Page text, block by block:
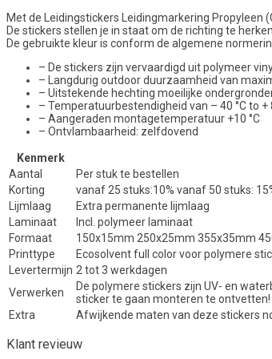
Met de Leidingstickers Leidingmarkering Propyleen
De stickers stellen je in staat om de richting te
De gebruikte kleur is conform de algemene
– De stickers zijn vervaardigd uit polymeer
– Langdurig outdoor duurzaamheid van
– Uitstekende hechting moeilijke
– Temperatuurbestendigheid van – 40 °C to +
– Aangeraden montagetemperatuur +10 °C
– Ontvlambaarheid: zelfdovend
Kenmerk
Aantal
Per stuk te bestellen
Korting
vanaf 25 stuks:10% vanaf 50 stuks:
Lijmlaag
Extra permanente lijmlaag
Laminaat
Incl. polymeer laminaat
Formaat
150x15mm 250x25mm 355x35mm
Printtype
Ecosolvent full color voor polymere
Levertermijn 2 tot 3 werkdagen
Verwerken
De polymere stickers zijn UV- en
sticker te gaan monteren te
Extra
Afwijkende maten van deze stickers
Klant revieuw